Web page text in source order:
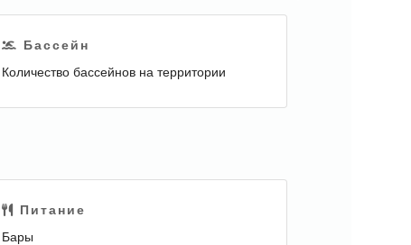
Бассейн
Количество бассейнов на территории
Питание
Бары